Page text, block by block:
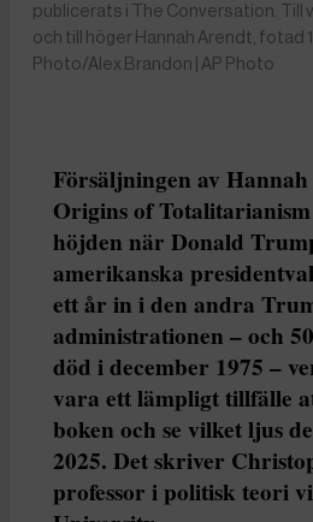
publicerats i The Conversation. Till
och till höger Hannah Arendt, fotad
Photo/Alex Brandon | AP Photo
Försäljningen av
Origins of
höjden när Donald
amerikanska
ett år in i den andra
administrationen – och
död i december 1975 –
vara ett lämpligt tillfälle
boken och se vilket ljus
2025. Det skriver
professor i politisk teori